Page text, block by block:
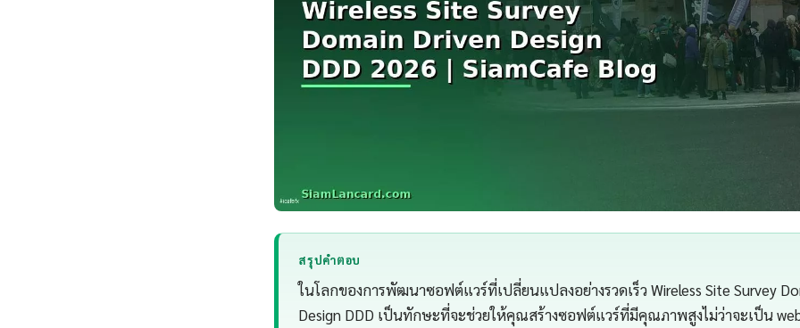
สรุปคำตอบ
ในโลกของการพัฒนาซอฟต์แวร์ที่เปลี่ยนแปลงอย่างรวดเร็ว Wireless Site Survey
Design DDD เป็นทักษะที่จะช่วยให้คุณสร้างซอฟต์แวร์ที่มีคุณภาพสูงไม่ว่าจะเป็น